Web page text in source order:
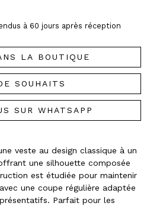
à 60 jours après réception
LA BOUTIQUE
SOUHAITS
SUR WHATSAPP
veste au design classique à un
une silhouette composée
est étudiée pour maintenir
une coupe régulière adaptée
Parfait pour les